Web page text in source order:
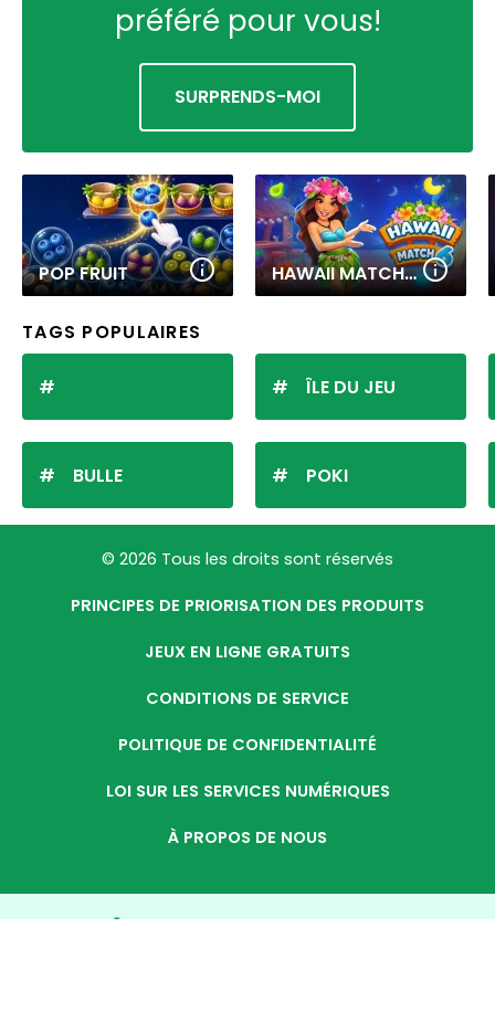
préféré pour vous!
SURPRENDS-MOI
POP FRUIT HAWAII MATCH 6
TAGS POPULAIRES
BULLE
ÎLE DU JEU
POKI
© 2026 Tous les droits sont réservés
PRINCIPES DE PRIORISATION DES PRODUITS
JEUX EN LIGNE GRATUITS
CONDITIONS DE SERVICE
POLITIQUE DE CONFIDENTIALITÉ
LOI SUR LES SERVICES NUMÉRIQUES
À PROPOS DE NOUS